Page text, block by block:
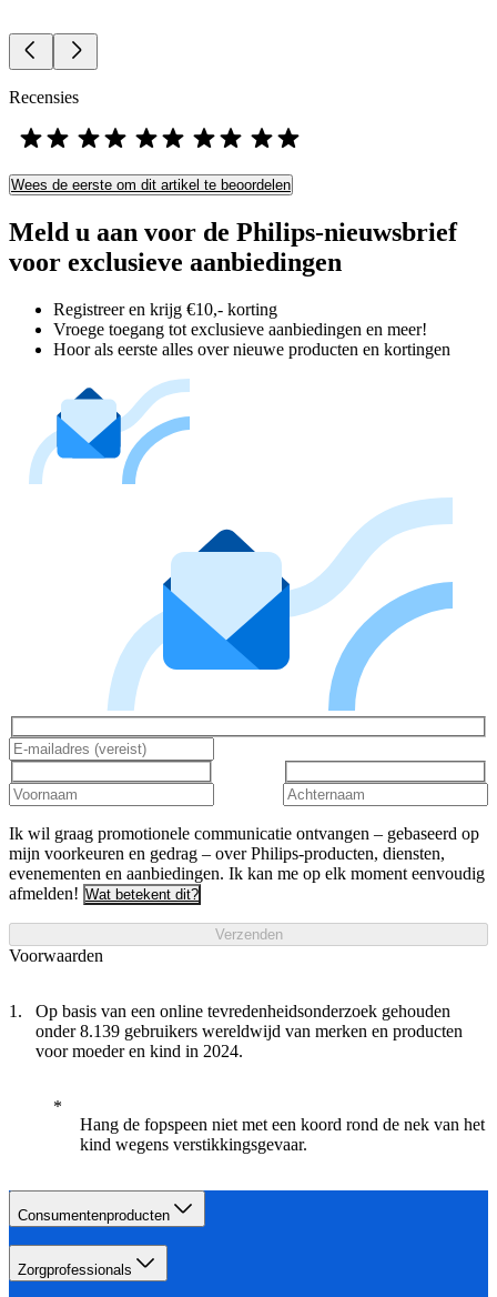
Recensies
Wees de eerste om dit artikel te beoordelen
Meld u aan voor de Philips-nieuwsbrief
voor exclusieve aanbiedingen
Registreer en krijg €10,- korting
Vroege toegang tot exclusieve aanbiedingen en meer!
Hoor als eerste alles over nieuwe producten en kortingen
Ik wil graag promotionele communicatie ontvangen – gebaseerd op
mijn voorkeuren en gedrag – over Philips-producten, diensten,
evenementen en aanbiedingen. Ik kan me op elk moment eenvoudig
afmelden! Wat betekent dit?
Verzenden
Voorwaarden
Op basis van een online tevredenheidsonderzoek gehouden
onder 8.139 gebruikers wereldwijd van merken en producten
voor moeder en kind in 2024.
Hang de fopspeen niet met een koord rond de nek van het
kind wegens verstikkingsgevaar.
Consumentenproducten
Zorgprofessionals